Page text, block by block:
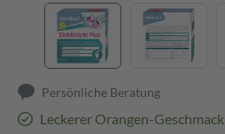
Persönliche Beratung
Leckerer Orangen-Geschmack